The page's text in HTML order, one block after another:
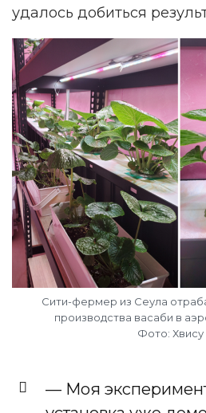
удалось добиться
Сити-фермер из Сеула
производства васаби в
Фото: Хвису
— Моя